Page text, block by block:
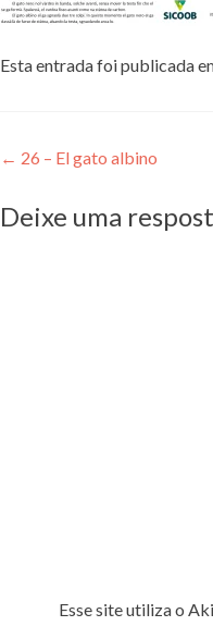
Esta entrada foi publicada
Navegação
de
Post
← 26 – El gato albino
Deixe uma
Esse site utiliza o